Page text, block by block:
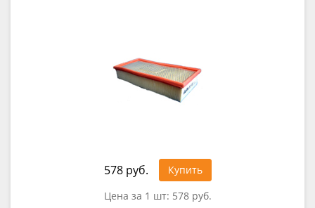
578 руб.
Купить
Цена за 1 шт: 578 руб.